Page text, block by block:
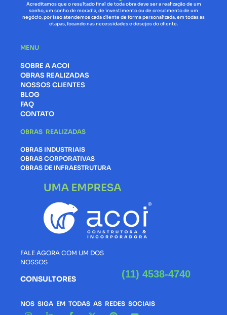
Acreditamos que o resultado final de toda obra deve ser a realização de um
sonho, um sonho de moradia, de investimento ou de crescimento de um
negócio, por isso atendemos cada cliente de forma personalizada, em todas as
etapas, focando nas necessidades e desejos do cliente.
MENU
SOBRE A ACOI
OBRAS REALIZADAS
NOSSOS CLIENTES
BLOG
FAQ
CONTATO
OBRAS REALIZADAS
OBRAS INDUSTRIAIS
OBRAS CORPORATIVAS
OBRAS DE INFRAESTRUTURA
FALE AGORA COM UM DOS
NOSSOS
CONSULTORES (11) 4538-4740
NOS SIGA EM TODAS AS REDES SOCIAIS